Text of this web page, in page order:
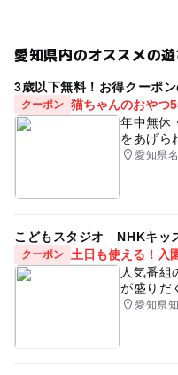
大型自動車（1台）＝
愛知県内のオススメの
3歳以下無料！お得クーポ
クーポン 猫ちゃんのおやつ
年中無休
をあげら
愛知県
こどもスタジオ NHKキッ
クーポン
土日も使える！入
人気番組
が盛りだ
愛知県